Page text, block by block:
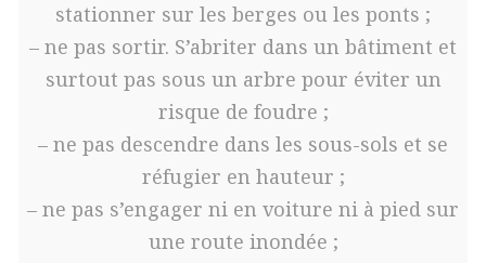
stationner sur les berges ou les ponts ;
– ne pas sortir. S’abriter dans un bâtiment et
surtout pas sous un arbre pour éviter un
risque de foudre ;
– ne pas descendre dans les sous-sols et se
réfugier en hauteur ;
– ne pas s’engager ni en voiture ni à pied sur
une route inondée ;